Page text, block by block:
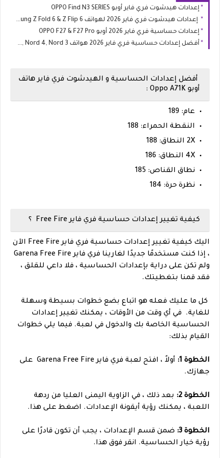
إعدادات هيدشوت فري فاير أوبو OPPO Find N3 SERIES
إعدادات هيدشوت فري فاير 2026 لهواتف Samsung Z Fold 6 & Z Flip 6
إعدادات حساسية فري فاير 2026 أوبو OPPO F27 & F27 Pro
أفضل إعدادات حساسية فري فاير 2026 هواتف OnePlus Nord 5, Nord 4, Nord 3
أفضل إعدادات الحساسية و الهيدشوت فري فاير هاتف
أوبو Oppo A71K :
عام: 189
النقطة الحمراء: 188
2X النطاق: 188
4X النطاق: 186
نطاق القناص: 185
نظرة حرة: 184
كيفية تغيير إعدادات حساسية فري فاير Free Fire ؟
اليك
كيفية تغيير إعدادات حساسية فري فاير Free Fire الآن
، إذا كنت مستخدمًا جديدًا لغارينا فري فاير Garena Free Fire
ولم تكن على دراية بإعدادات الحساسية ، فلا داعي للقلق ،
فقد قمنا بتغطيتك.
كل ما عليك فعله هو اتباع بضع خطوات بسيطة وسهلة
للغاية.
في أي وقت من الأوقات ، يمكنك تغيير إعدادات
الحساسية الخاصة بك والدخول في لعبة. فيما يلي خطوات
القيام بذلك:
الخطوة 1:
أولاً ، افتح لعبة فري فاير Garena Free Fire على
جهازك.
الخطوة 2:
بعد ذلك ، في الزاوية اليمنى العليا من ردهة
اللعبة ، يمكنك رؤية أيقونة الإعدادات. اضغط على هذا.
الخطوة 3:
ضمن قسم الإعدادات ، يجب أن تكون قادرًا على
رؤية خيار الحساسية. انقر فوق هذا.